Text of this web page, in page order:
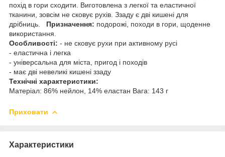
похід в гори сходити. Виготовлена з легкої та еластичної
тканини, зовсім не сковує рухів. Ззаду є дві кишені для
дрібниць. Призначення: подорожі, походи в гори, щоденне
використання.
Особливості: - не сковує рухи при активному русі
- еластична і легка
- універсальна для міста, пригод і походів
- має дві невеликі кишені ззаду
Технічні характеристики:
Матеріал: 86% нейлон, 14% еластан Вага: 143 г
Приховати
Характеристики